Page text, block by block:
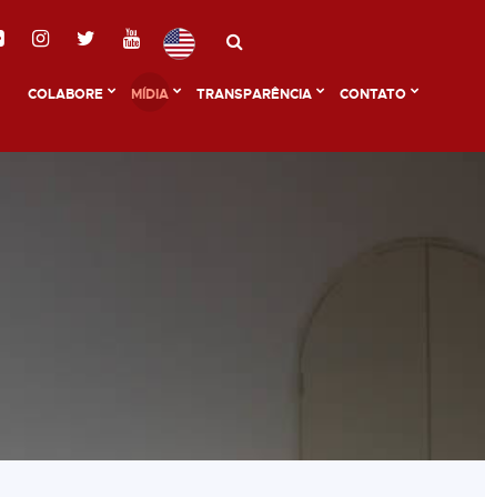
COLABORE MÍDIA TRANSPARÊNCIA CONTATO